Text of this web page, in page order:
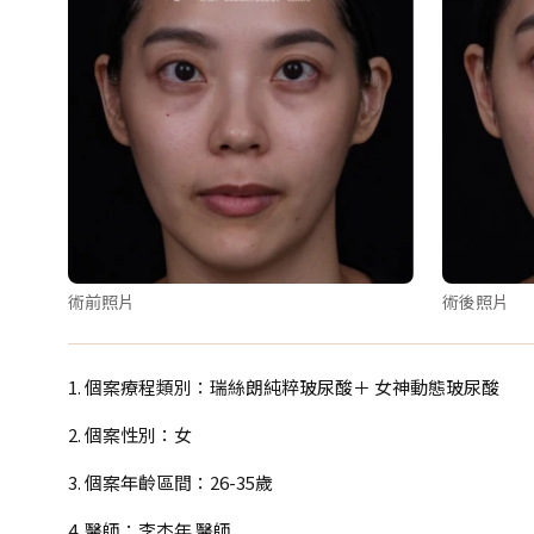
術前照片 術後照片
1. 個案療程類別：瑞絲朗純粹玻尿酸＋ 女神動態玻尿酸
2. 個案性別：女
3. 個案年齡區間：26-35歲